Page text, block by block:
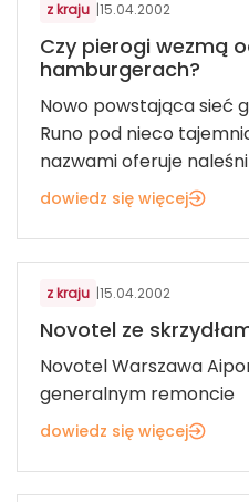
z kraju |15.04.2002
Czy pierogi wezmą
hamburgerach?
Nowo powstająca sieć
Runo pod nieco
nazwami oferuje
dowiedz się więcej
PODRÓŻE I WYPOCZYNEK
z kraju |15.04.2002
Novotel ze
Novotel Warszawa
generalnym remoncie
dowiedz się więcej
ZDROWIE I WELLBEING